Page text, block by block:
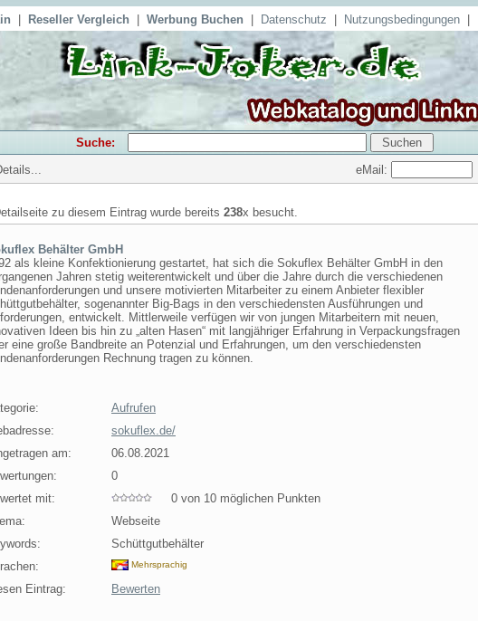
Reseller Vergleich Werbung Buchen Datenschutz Nutzungsbedingungen
Suche:
eMail:
zu diesem Eintrag wurde bereits 238x besucht.
Behälter GmbH
als kleine Konfektionierung gestartet, hat sich die Sokuflex Behälter GmbH in den
Jahren stetig weiterentwickelt und über die Jahre durch die verschiedenen
und unsere motivierten Mitarbeiter zu einem Anbieter flexibler
sogenannter Big-Bags in den verschiedensten Ausführungen und
entwickelt. Mittlerweile verfügen wir von jungen Mitarbeitern mit neuen,
Ideen bis hin zu „alten Hasen“ mit langjähriger Erfahrung in Verpackungsfragen
eine große Bandbreite an Potenzial und Erfahrungen, um den verschiedensten
Rechnung tragen zu können.
Aufrufen
sokuflex.de/
am:
06.08.2021
0
mit:
0 von 10 möglichen Punkten
Webseite
Schüttgutbehälter
Mehrsprachig
Eintrag: Bewerten